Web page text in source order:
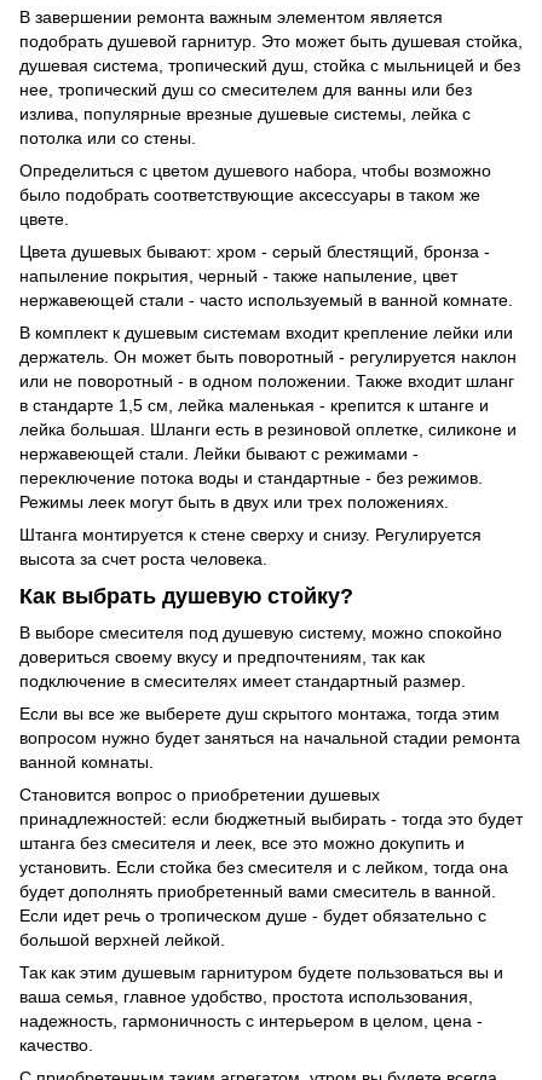
В завершении ремонта важным элементом является
подобрать душевой гарнитур. Это может быть душевая стойка,
душевая система, тропический душ, стойка с мыльницей и без
нее, тропический душ со смесителем для ванны или без
излива, популярные врезные душевые системы, лейка с
потолка или со стены.
Определиться с цветом душевого набора, чтобы возможно
было подобрать соответствующие аксессуары в таком же
цвете.
Цвета душевых бывают: хром - серый блестящий, бронза -
напыление покрытия, черный - также напыление, цвет
нержавеющей стали - часто используемый в ванной комнате.
В комплект к душевым системам входит крепление лейки или
держатель. Он может быть поворотный - регулируется наклон
или не поворотный - в одном положении. Также входит шланг
в стандарте 1,5 см, лейка маленькая - крепится к штанге и
лейка большая. Шланги есть в резиновой оплетке, силиконе и
нержавеющей стали. Лейки бывают с режимами -
переключение потока воды и стандартные - без режимов.
Режимы леек могут быть в двух или трех положениях.
Штанга монтируется к стене сверху и снизу. Регулируется
высота за счет роста человека.
Как выбрать душевую стойку?
В выборе смесителя под душевую систему, можно спокойно
довериться своему вкусу и предпочтениям, так как
подключение в смесителях имеет стандартный размер.
Если вы все же выберете душ скрытого монтажа, тогда этим
вопросом нужно будет заняться на начальной стадии ремонта
ванной комнаты.
Становится вопрос о приобретении душевых
принадлежностей: если бюджетный выбирать - тогда это будет
штанга без смесителя и леек, все это можно докупить и
установить. Если стойка без смесителя и с лейком, тогда она
будет дополнять приобретенный вами смеситель в ванной.
Если идет речь о тропическом душе - будет обязательно с
большой верхней лейкой.
Так как этим душевым гарнитуром будете пользоваться вы и
ваша семья, главное удобство, простота использования,
надежность, гармоничность с интерьером в целом, цена -
качество.